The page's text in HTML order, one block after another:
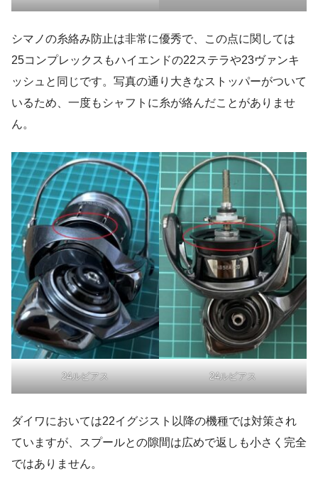
シマノの糸絡み防止は非常に優秀で、この点に関しては
25コンプレックスもハイエンドの22ステラや23ヴァンキ
ッシュと同じです。写真の通り大きなストッパーがついて
いるため、一度もシャフトに糸が絡んだことがありませ
ん。
24ルビアス 24ルビアス
ダイワにおいては22イグジスト以降の機種では対策され
ていますが、スプールとの隙間は広めで返しも小さく完全
ではありません。